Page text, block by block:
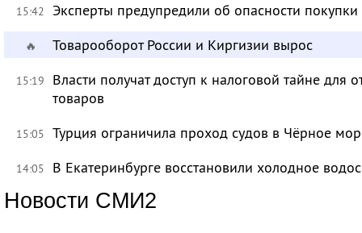
15:42 Эксперты предупредили об опасности
🔥 Товарооборот России и Киргизии вырос
15:19
Власти получат доступ к налоговой тайне для
товаров
15:05 Турция ограничила проход судов в Чёрное
14:05 В Екатеринбурге восстановили холодное
Новости СМИ2